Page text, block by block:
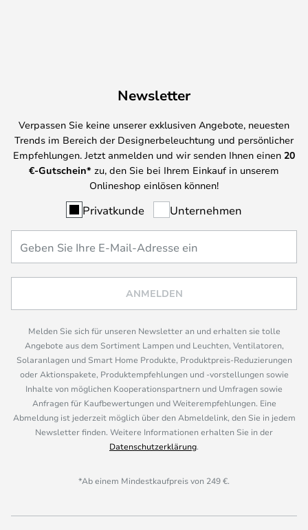
Newsletter
Verpassen Sie keine unserer exklusiven Angebote, neuesten
Trends im Bereich der Designerbeleuchtung und persönlicher
Empfehlungen. Jetzt anmelden und wir senden Ihnen einen 20
€-Gutschein* zu, den Sie bei Ihrem Einkauf in unserem
Onlineshop einlösen können!
Privatkunde Unternehmen
ANMELDEN
Melden Sie sich für unseren Newsletter an und erhalten sie tolle
Angebote aus dem Sortiment Lampen und Leuchten, Ventilatoren,
Solaranlagen und Smart Home Produkte, Produktpreis-Reduzierungen
oder Aktionspakete, Produktempfehlungen und -vorstellungen sowie
Inhalte von möglichen Kooperationspartnern und Umfragen sowie
Anfragen für Kaufbewertungen und Weiterempfehlungen. Eine
Abmeldung ist jederzeit möglich über den Abmeldelink, den Sie in jedem
Newsletter finden. Weitere Informationen erhalten Sie in der
Datenschutzerklärung.
*Ab einem Mindestkaufpreis von 249 €.